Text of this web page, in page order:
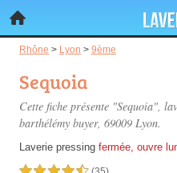
Rhône > Lyon > 9ème
Sequoia
Cette fiche présente "Sequoia",
barthélémy buyer, 69009 Lyon.
Laverie pressing fermée, ouvre